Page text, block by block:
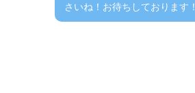
さいね！お待ちしております！